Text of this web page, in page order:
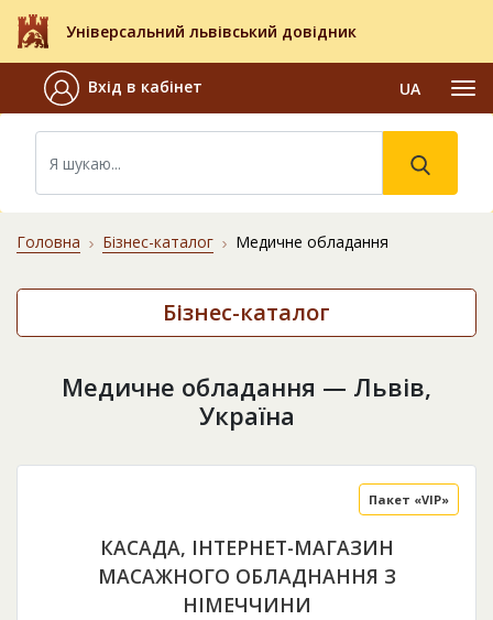
Універсальний львівський довідник
Вхід в кабінет UA
Головна Бізнес-каталог Медичне обладання
Бізнес-каталог
Медичне обладання — Львів,
Україна
КАСАДА, ІНТЕРНЕТ-МАГАЗИН
МАСАЖНОГО ОБЛАДНАННЯ З
НІМЕЧЧИНИ
Пакет «VIP»